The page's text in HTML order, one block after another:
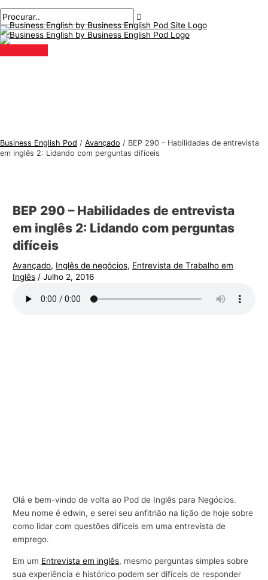
para
o
conteúdo
principal
Business English Pod / Avançado / BEP 290 – Habilidades de entrevista
em inglês 2: Lidando com perguntas difíceis
BEP 290 – Habilidades de entrevista
em inglês 2: Lidando com perguntas
difíceis
Avançado, Inglês de negócios, Entrevista de Trabalho em
Inglês /Julho 2, 2016
Olá e bem-vindo de volta ao Pod de Inglês para Negócios.
Meu nome é edwin, e serei seu anfitrião na lição de hoje sobre
como lidar com questões difíceis em uma entrevista de
emprego.
Em um Entrevista em inglês, mesmo perguntas simples sobre
sua experiência e histórico podem ser difíceis de responder
navegação
aqui..
mail*
T
ó
p
i
i
ê
s
p
a
r
P
r
o
c